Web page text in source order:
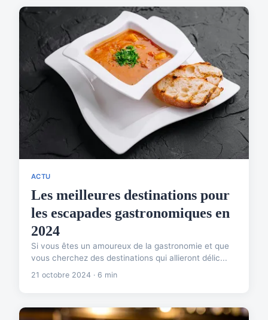
ACTU
Les meilleures destinations pour
les escapades gastronomiques en
2024
Si vous êtes un amoureux de la gastronomie et que
vous cherchez des destinations qui allieront délic...
21 octobre 2024 · 6 min